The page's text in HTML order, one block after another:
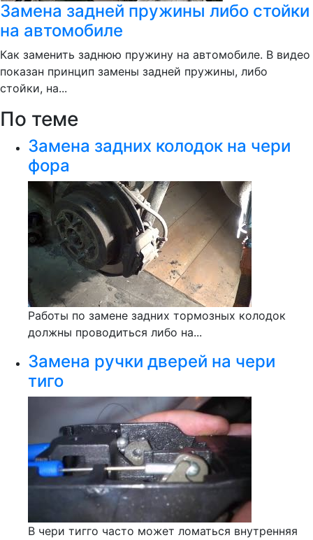
Замена задней пружины либо стойки
на автомобиле
Как заменить заднюю пружину на автомобиле. В видео
показан принцип замены задней пружины, либо
стойки, на...
По теме
Замена задних колодок на чери
фора
Работы по замене задних тормозных колодок
должны проводиться либо на...
Замена ручки дверей на чери
тиго
В чери тигго часто может ломаться внутренняя